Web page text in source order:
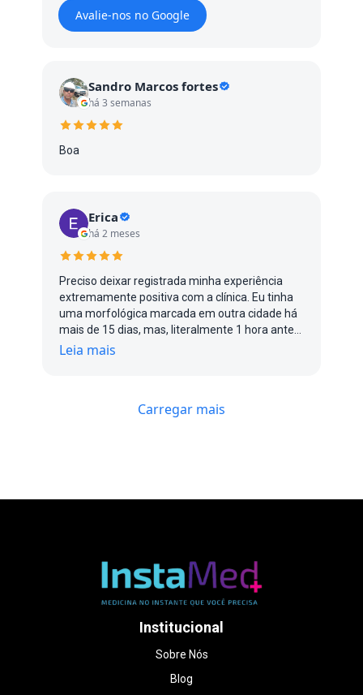
Avalie-nos no Google
Sandro Marcos fortes
há 3 semanas
Boa
Erica
há 2 meses
Preciso deixar registrada minha experiência
extremamente positiva com a clínica. Eu tinha
uma morfológica marcada em outra cidade há
mais de 15 dias, mas, literalmente 1 hora antes
do exame, me avisaram que a médica estava
clínicas tentando um encaixe urgente e, além
do exame, sem pressa. Me senti acolhida de
verdade, coisa rara hoje em dia. A qualidade
das imagens é excelente, o ambiente é ótimo e
o valor foi muito mais acessível do que em
experiência que transformou um dia de puro
estresse em um momento muito especial da
minha gestação. Sem dúvidas, recomendo de
Leia mais
Carregar mais
Institucional
Sobre Nós
Blog